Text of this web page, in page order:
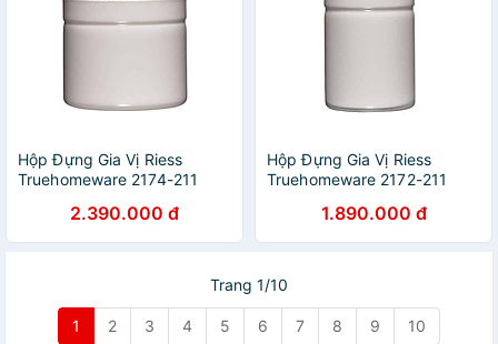
Hộp Đựng Gia Vị Riess
Truehomeware 2174-211
2.390.000 đ
Hộp Đựng Gia Vị Riess
Truehomeware 2172-211
1.890.000 đ
Trang 1/10
1 2 3 4 5 6 7 8 9 10